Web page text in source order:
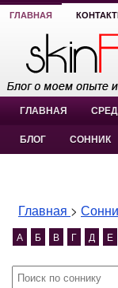
ГЛАВНАЯ
ГЛАВНАЯ
БЛОГ СОННИК
Главная >
А Б В Г Д Е